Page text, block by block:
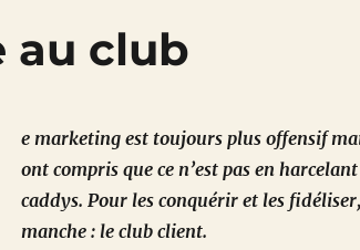
au club
e marketing est toujours plus offensif
ont compris que ce n’est pas en
caddys. Pour les conquérir et les
manche : le club client.